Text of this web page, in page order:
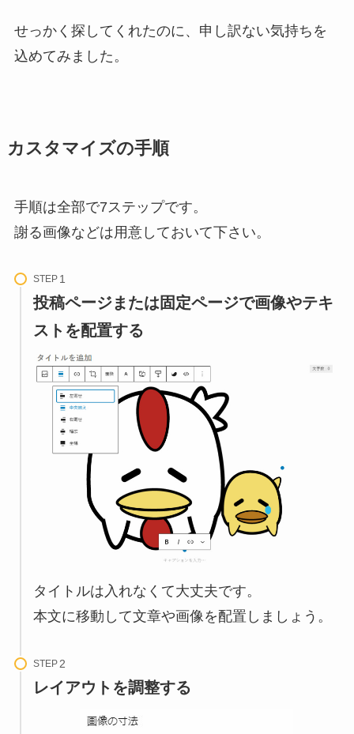
せっかく探してくれたのに、申し訳ない気持ちを
込めてみました。
カスタマイズの手順
手順は全部で7ステップです。
謝る画像などは用意しておいて下さい。
STEP
投稿ページまたは固定ページで画像やテキ
ストを配置する
タイトルは入れなくて大丈夫です。
本文に移動して文章や画像を配置しましょう。
STEP
レイアウトを調整する